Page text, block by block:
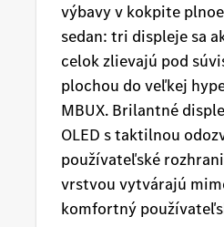
výbavy v kokpite
sedan: tri displeje sa
celok zlievajú pod
plochou do veľkej
MBUX. Brilantné
OLED s taktilnou
používateľské
vrstvou vytvárajú
komfortný